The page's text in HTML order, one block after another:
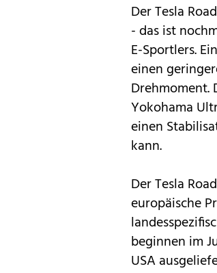
Der Tesla
- das ist
E-Sportlers.
einen
Drehmoment.
Yokohama
einen
kann.
Der Tesla
europäische
beginnen im
USA